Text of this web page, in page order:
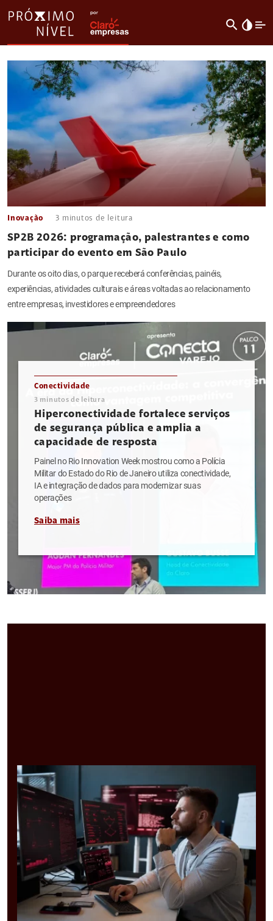
search invert_colors
Inovação 3 minutos de leitura
SP2B 2026: programação, palestrantes e como
participar do evento em São Paulo
Durante os oito dias, o parque receberá conferências, painéis,
experiências, atividades culturais e áreas voltadas ao relacionamento
entre empresas, investidores e empreendedores
Conectividade
3 minutos de leitura
Hiperconectividade fortalece serviços
de segurança pública e amplia a
capacidade de resposta
Painel no Rio Innovation Week mostrou como a Polícia
Militar do Estado do Rio de Janeiro utiliza conectividade,
IA e integração de dados para modernizar suas
operações
Saiba mais